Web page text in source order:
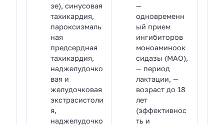
зе), синусовая
тахикардия,
пароксизмаль
ная
предсердная
тахикардия,
наджелудочко
вая и
желудочковая
экстрасистоли
я,
наджелудочко
—
одновременн
ый прием
ингибиторов
моноаминоок
сидазы (МАО),
— период
лактации, —
возраст до 18
лет
(эффективнос
ть и